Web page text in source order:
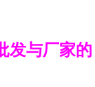
发与厂家的